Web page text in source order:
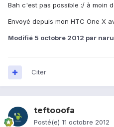
Bah c'est pas possible :/ à moin
Envoyé depuis mon HTC One X
Modifié 5 octobre 2012 par
Citer
teftooofa
Posté(e) 11 octobre 2012